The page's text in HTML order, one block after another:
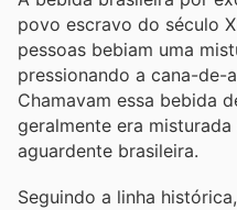
povo escravo do século
pessoas bebiam uma
pressionando a cana-de-
Chamavam essa bebida
geralmente era
aguardente brasileira.
Seguindo a linha